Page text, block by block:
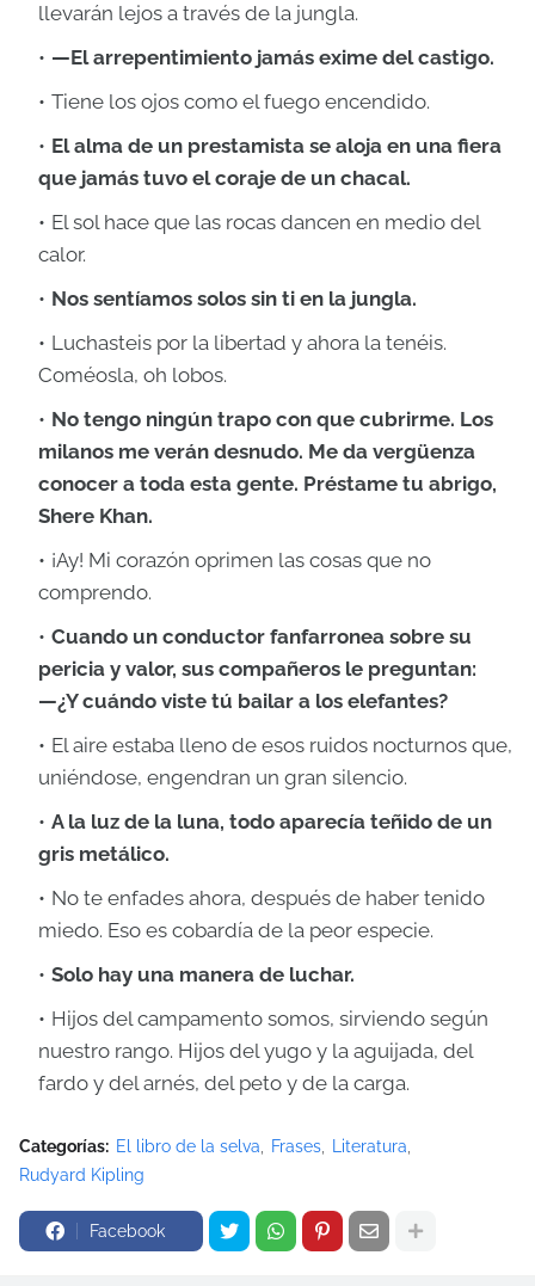
llevarán lejos a través de la jungla.
—El arrepentimiento jamás exime del castigo.
Tiene los ojos como el fuego encendido.
El alma de un prestamista se aloja en una fiera
que jamás tuvo el coraje de un chacal.
El sol hace que las rocas dancen en medio del
calor.
Nos sentíamos solos sin ti en la jungla.
Luchasteis por la libertad y ahora la tenéis.
Coméosla, oh lobos.
No tengo ningún trapo con que cubrirme. Los
milanos me verán desnudo. Me da vergüenza
conocer a toda esta gente. Préstame tu abrigo,
Shere Khan.
¡Ay! Mi corazón oprimen las cosas que no
comprendo.
Cuando un conductor fanfarronea sobre su
pericia y valor, sus compañeros le preguntan:
—¿Y cuándo viste tú bailar a los elefantes?
El aire estaba lleno de esos ruidos nocturnos que,
uniéndose, engendran un gran silencio.
A la luz de la luna, todo aparecía teñido de un
gris metálico.
No te enfades ahora, después de haber tenido
miedo. Eso es cobardía de la peor especie.
Solo hay una manera de luchar.
Hijos del campamento somos, sirviendo según
nuestro rango. Hijos del yugo y la aguijada, del
fardo y del arnés, del peto y de la carga.
Categorías: El libro de la selva Frases
Literatura
Rudyard Kipling
Facebook